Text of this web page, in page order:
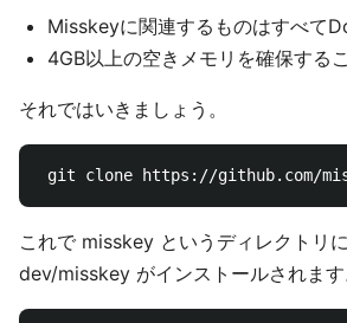
Misskeyに関連するものはすべて
4GB以上の空きメモリを確保する
それではいきましょう。
これで misskey というディレクトリ
dev/misskey がインストールされます